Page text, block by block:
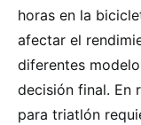
horas en la
afectar el
diferentes
decisión final. En
para triatlón